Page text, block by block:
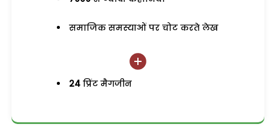
समाजिक समस्याओं पर चोट करते लेख
24 प्रिंट मैगजीन